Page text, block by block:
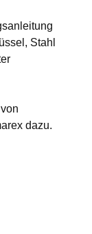
Stahl
dazu.